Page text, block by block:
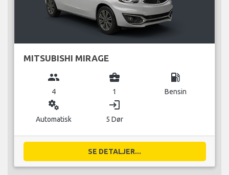
MITSUBISHI MIRAGE
group
4
business_center
1
local_gas_station
Bensin
miscellaneous_services
Automatisk
login
5 Dør
SE DETALJER...